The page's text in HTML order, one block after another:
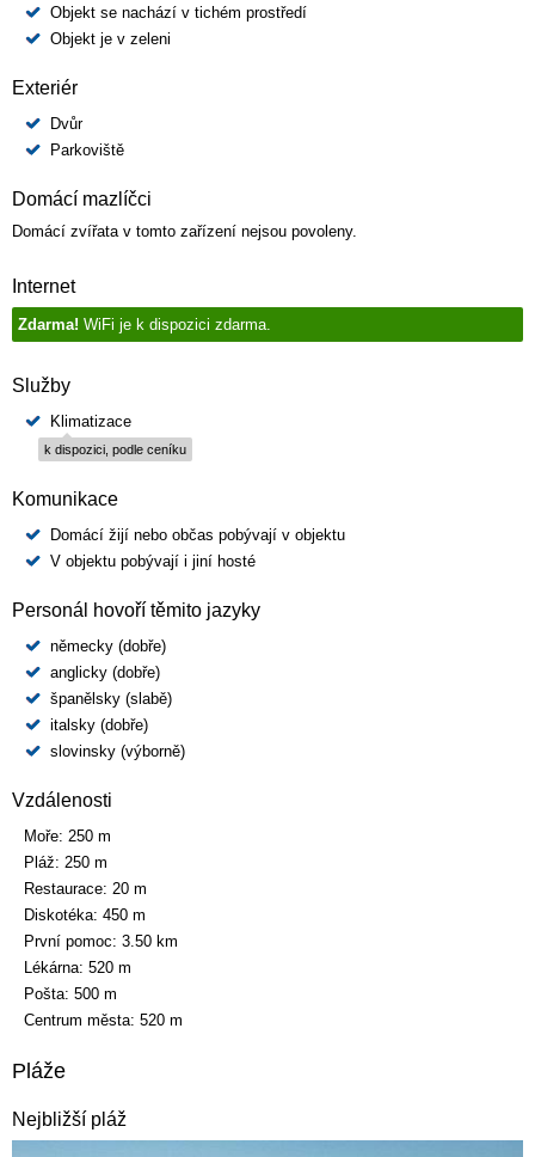
Objekt se nachází v tichém prostředí
Objekt je v zeleni
Exteriér
Dvůr
Parkoviště
Domácí mazlíčci
Domácí zvířata v tomto zařízení nejsou povoleny.
Internet
Zdarma! WiFi je k dispozici zdarma.
Služby
Klimatizace
k dispozici, podle ceníku
Komunikace
Domácí žijí nebo občas pobývají v objektu
V objektu pobývají i jiní hosté
Personál hovoří těmito jazyky
německy (dobře)
anglicky (dobře)
španělsky (slabě)
italsky (dobře)
slovinsky (výborně)
Vzdálenosti
Moře: 250 m
Pláž: 250 m
Restaurace: 20 m
Diskotéka: 450 m
První pomoc: 3.50 km
Lékárna: 520 m
Pošta: 500 m
Centrum města: 520 m
Pláže
Nejbližší pláž